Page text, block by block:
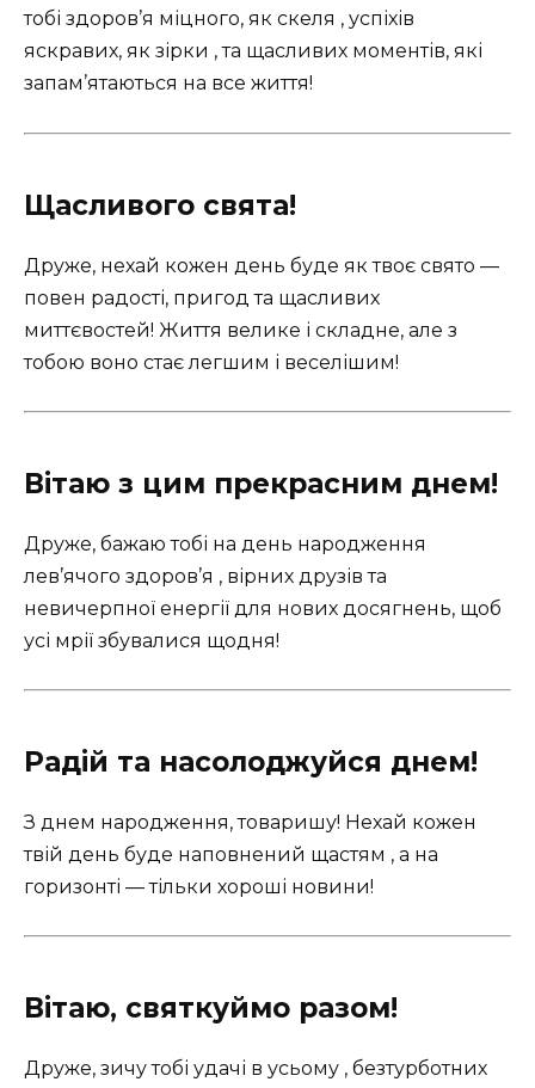
тобі здоров’я міцного, як скеля , успіхів
яскравих, як зірки , та щасливих моментів, які
запам’ятаються на все життя!
Щасливого свята!
Друже, нехай кожен день буде як твоє свято —
повен радості, пригод та щасливих
миттєвостей! Життя велике і складне, але з
тобою воно стає легшим і веселішим!
Вітаю з цим прекрасним днем!
Друже, бажаю тобі на день народження
лев’ячого здоров’я , вірних друзів та
невичерпної енергії для нових досягнень, щоб
усі мрії збувалися щодня!
Радій та насолоджуйся днем!
З днем народження, товаришу! Нехай кожен
твій день буде наповнений щастям , а на
горизонті — тільки хороші новини!
Вітаю, святкуймо разом!
Друже, зичу тобі удачі в усьому , безтурботних